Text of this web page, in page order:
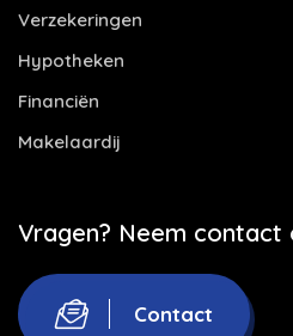
Verzekeringen
Hypotheken
Financiën
Makelaardij
Vragen? Neem contact
Contact